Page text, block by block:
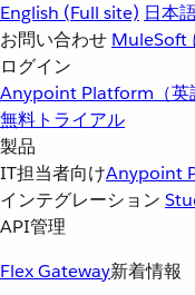
English (Full site) 日本
お問い合わせ MuleSoft
ログイン
Anypoint Platform（英
無料トライアル
製品
IT担当者向けAnypoint
インテグレーション
API管理
Flex Gateway新着情報